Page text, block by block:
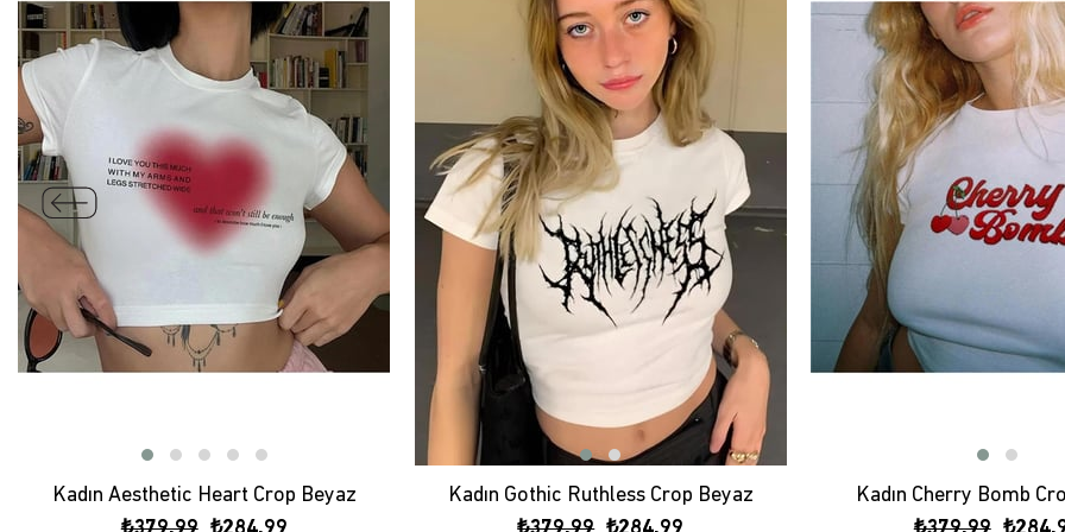
Kadın Aesthetic Heart Crop Beyaz
Kadın Gothic Ruthless Crop Beyaz
Kadın Cherry Bomb